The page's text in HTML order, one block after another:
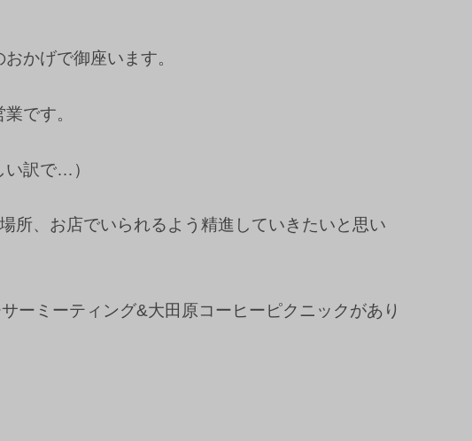
かげで御座います。
です。
い訳で…）
所、お店でいられるよう精進していきたいと思い
ーミーティング&大田原コーヒーピクニックがあり